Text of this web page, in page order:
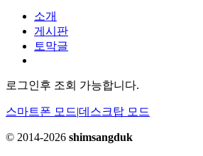
소개
게시판
토막글
로그인후 조회 가능합니다.
스마트폰 모드|데스크탑 모드
© 2014-2026 shimsangduk